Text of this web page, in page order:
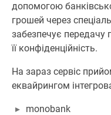
допомогою
грошей через
забезпечує передачу
її конфіденційність.
На зараз сервіс
еквайрингом
monobank